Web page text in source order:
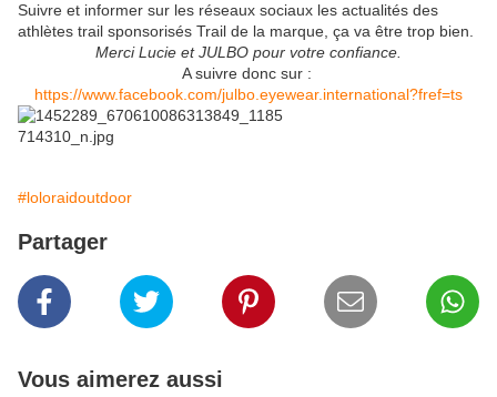
Suivre et informer sur les réseaux sociaux les actualités des
athlètes trail sponsorisés Trail de la marque, ça va être trop bien.
Merci Lucie et JULBO pour votre confiance.
A suivre donc sur :
https://www.facebook.com/julbo.eyewear.international?fref=ts
#loloraidoutdoor
Partager
Vous aimerez aussi